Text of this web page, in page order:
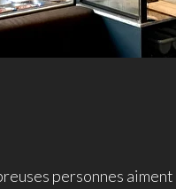
personnes